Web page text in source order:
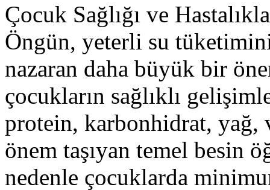
Çocuk Sağlığı ve
Öngün, yeterli su
nazaran daha büyük bir
çocukların sağlıklı
protein, karbonhidrat, yağ,
önem taşıyan temel besin
nedenle çocuklarda